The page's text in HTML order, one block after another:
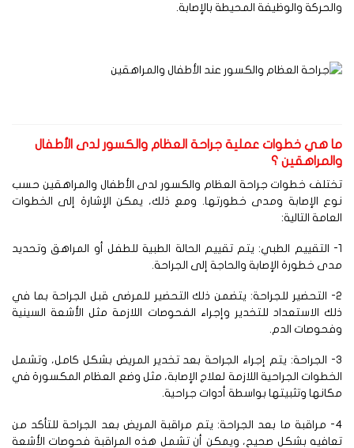
والوظيفة المحيطة بالإصابة.
هي خطوات عملية جراحة العظام والكسور لدى الأطفال
؟
خطوات جراحة العظام والكسور لدى الأطفال والمراهقين حسب
الإصابة ومدى خطورتها. ومع ذلك، يمكن الإشارة إلى الخطوات
التالية:
التقييم الطبي: يتم تقييم الحالة الطبية للطفل أو المراهق وتحديد
خطورة الإصابة والحاجة إلى الجراحة.
2- التحضير للجراحة: يتضمن ذلك التحضير للمرضى قبل الجراحة بما في
الاستعداد للتخدير وإجراء الفحوصات اللازمة مثل الأشعة السينية
الدم.
3- الجراحة: يتم إجراء الجراحة بعد تخدير المريض بشكل كامل، وتشمل
الجراحية اللازمة لعلاج الإصابة، مثل وضع العظام المكسورة في
وتثبيتها بواسطة أدوات جراحية.
4- مراقبة ما بعد الجراحة: يتم مراقبة المريض بعد الجراحة للتأكد من
بشكل صحيح، ويمكن أن تشمل هذه المراقبة فحوصات الأشعة